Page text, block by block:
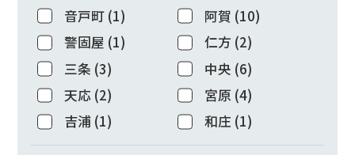
音戸町 (1) 阿賀 (10)
警固屋 (1) 仁方 (2)
三条 (3) 中央 (6)
天応 (2) 宮原 (4)
吉浦 (1) 和庄 (1)